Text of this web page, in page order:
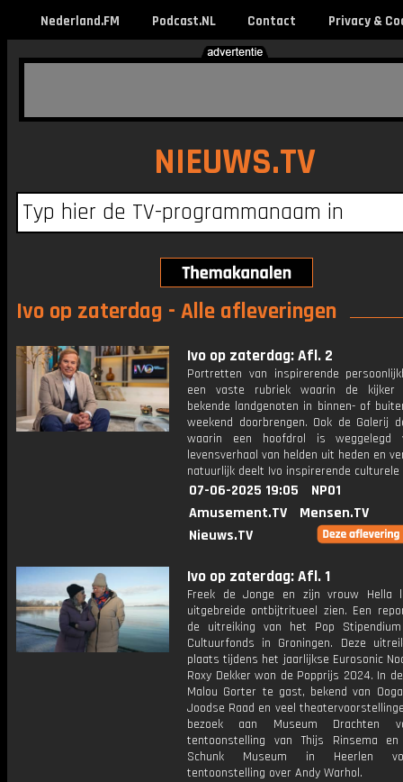
Nederland.FM Podcast.NL Contact Privacy &
NIEUWS.TV
Ivo op zaterdag - Alle afleveringen
Ivo op zaterdag: Afl. 2
Portretten van inspirerende
een vaste rubriek waarin de kijker
bekende landgenoten in binnen- of
weekend doorbrengen. Ook de Galerij
waarin een hoofdrol is weggelegd
levensverhaal van helden uit heden en
natuurlijk deelt Ivo inspirerende
07-06-2025 19:05
NPO1
Amusement.TV
Mensen.TV
Nieuws.TV
Ivo op zaterdag: Afl. 1
Freek de Jonge en zijn vrouw Hella
uitgebreide ontbijtritueel zien. Een
de uitreiking van het Pop
Cultuurfonds in Groningen. Deze
plaats tijdens het jaarlijkse Eurosonic
Roxy Dekker won de Popprijs 2024. In
Malou Gorter te gast, bekend van
Joodse Raad en veel
bezoek aan Museum Drachten
tentoonstelling van Thijs Rinsema
Schunk Museum in Heerlen
tentoonstelling over Andy Warhol.